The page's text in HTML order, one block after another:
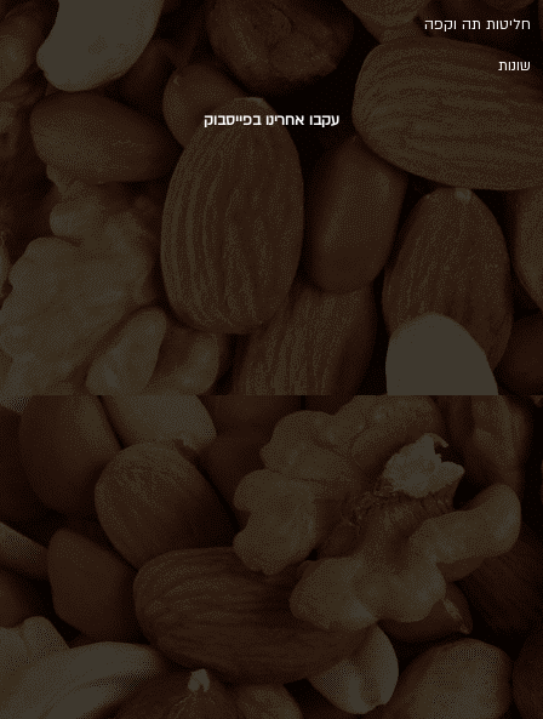
חליטות תה וקפה
שונות
עקבו אחרינו בפייסבוק